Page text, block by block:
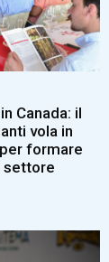
Canada: il
vola in
formare
settore